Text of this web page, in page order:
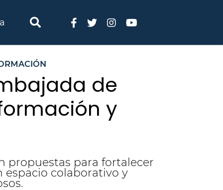
de
y
propuestas para fortalecer
espacio colaborativo y